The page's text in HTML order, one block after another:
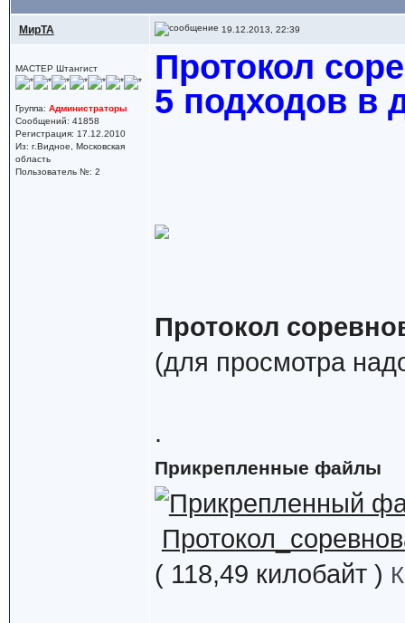
МирТА 19.12.2013, 22:39
МАСТЕР Штангист
Группа: Администраторы
Сообщений: 41858
Регистрация: 17.12.2010
Из: г.Видное, Московская
область
Пользователь №: 2
Протокол
5 подходов в
Протокол
(для просмотра
.
Прикрепленные файлы
( 118,49 килобайт )